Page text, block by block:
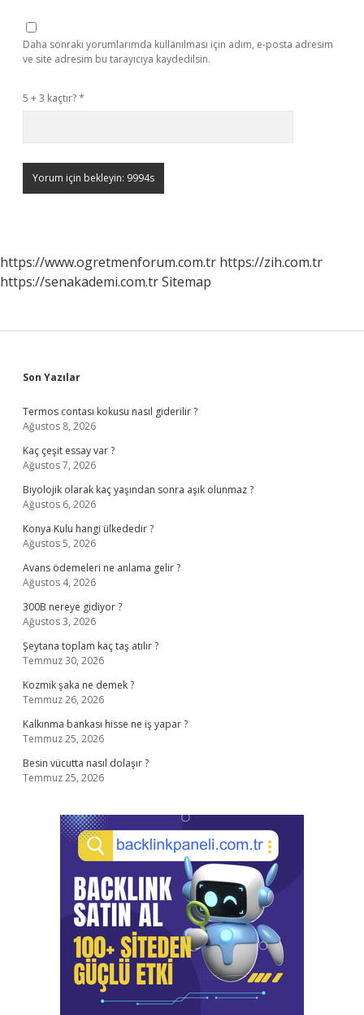
Daha sonraki yorumlarımda kullanılması için adım, e-posta adresim
ve site adresim bu tarayıcıya kaydedilsin.
5 + 3 kaçtır?*
https://www.ogretmenforum.com.tr https://zih.com.tr
https://senakademi.com.trSitemap
Sidebar
Son Yazılar
Termos contası kokusu nasıl giderilir ?
Ağustos 8, 2026
Kaç çeşit essay var ?
Ağustos 7, 2026
Biyolojik olarak kaç yaşından sonra aşık olunmaz ?
Ağustos 6, 2026
Konya Kulu hangi ülkededir ?
Ağustos 5, 2026
Avans ödemeleri ne anlama gelir ?
Ağustos 4, 2026
300B nereye gidiyor ?
Ağustos 3, 2026
Şeytana toplam kaç taş atılır ?
Temmuz 30, 2026
Kozmik şaka ne demek ?
Temmuz 26, 2026
Kalkınma bankası hisse ne iş yapar ?
Temmuz 25, 2026
Besin vücutta nasıl dolaşır ?
Temmuz 25, 2026